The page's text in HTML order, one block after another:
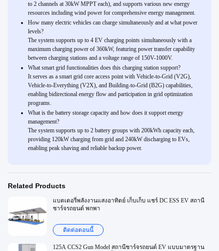
to 2 channels at 30kW MPPT each), and supports various new energy
resources including wind power for comprehensive energy management.
How many electric vehicles can charge simultaneously and at what power
levels?
The system supports up to 4 EV charging points simultaneously with a
maximum charging power of 360kW, featuring power transfer capability
between charging stations and a voltage range of 150V-1000V.
What smart grid functionalities does this charging station support?
It serves as a smart grid core access point with Vehicle-to-Grid (V2G),
Vehicle-to-Everything (V2X), and Building-to-Grid (B2G) capabilities,
enabling bidirectional energy flow and participation in grid optimization
programs.
What is the battery storage capacity and how does it support energy
management?
The system supports up to 2 battery groups with 200kWh capacity each,
providing 120kW charging from grid and 240kW discharging to EVs,
enabling peak shaving and reliable backup power.
Related Products
แบตเตอรี่พลังงานแสงอาทิตย์ เก็บเก็บ แชร์ DC ESS EV สถานี
ชาร์จรถยนต์ พกพา
ติดต่อตอนนี้
125A CCS2 Gun Model สถานีชาร์จรถยนต์ EV แบบมาตรฐาน